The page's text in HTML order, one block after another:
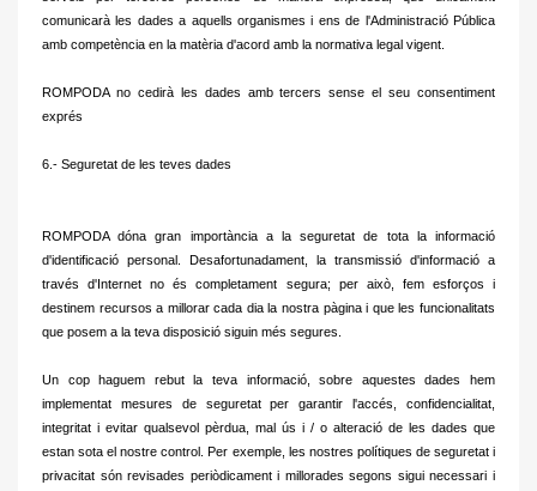
comunicarà les dades a aquells organismes i ens de l'Administració Pública
amb competència en la matèria d'acord amb la normativa legal vigent.
ROMPODA no cedirà les dades amb tercers sense el seu consentiment
exprés
6.- Seguretat de les teves dades
ROMPODA dóna gran importància a la seguretat de tota la informació
d'identificació personal.
Desafortunadament, la transmissió d'informació a
través d'Internet no és completament segura;
per això, fem esforços i
destinem recursos a millorar cada dia la nostra pàgina i que les funcionalitats
que posem a la teva disposició siguin més segures.
Un cop haguem rebut la teva informació, sobre aquestes dades hem
implementat mesures de seguretat per garantir l'accés, confidencialitat,
integritat i evitar qualsevol pèrdua, mal ús i / o alteració de les dades que
estan sota el nostre control. Per exemple, les nostres polítiques de seguretat i
privacitat són revisades periòdicament i millorades segons sigui necessari i